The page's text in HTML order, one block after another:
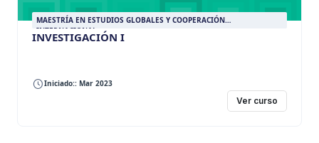
MAESTRÍA EN ESTUDIOS GLOBALES Y COOPERACIÓN
INTERNACIONAL
INVESTIGACIÓN I
Iniciado:: Mar 2023
Ver curso